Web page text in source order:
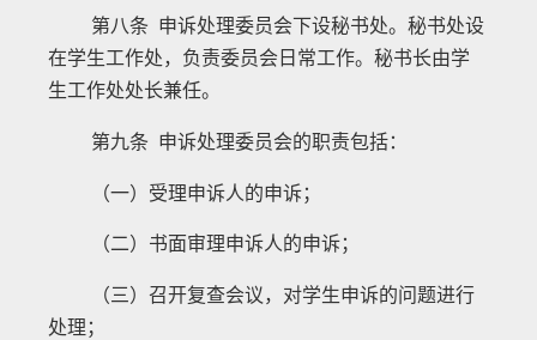
第八条 申诉处理委员会下设秘书处。秘书处设
在学生工作处，负责委员会日常工作。秘书长由学
生工作处处长兼任。
第九条 申诉处理委员会的职责包括：
（一）受理申诉人的申诉；
（二）书面审理申诉人的申诉；
（三）召开复查会议，对学生申诉的问题进行
处理；